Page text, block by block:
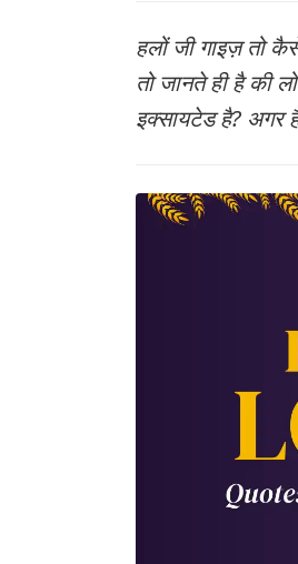
हलों जी गाइज़ तो
तो जानते ही है की
इक्सायटेड है? अगर